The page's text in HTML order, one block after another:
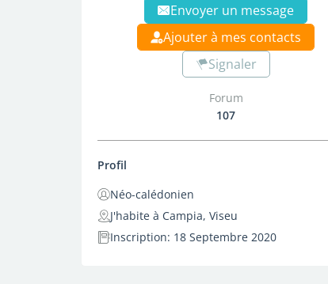
Envoyer un message
Ajouter à mes contacts
Signaler
Forum
107
Profil
Néo-calédonien
J'habite à Campia, Viseu
Inscription: 18 Septembre 2020